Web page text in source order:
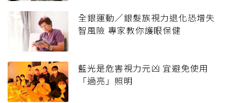
全銀運動／銀髮族視力退化恐增失
智風險 專家教你護眼保健
藍光是危害視力元凶 宜避免使用
「過亮」照明